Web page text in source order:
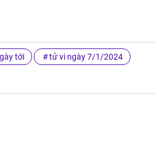
tới tử vi ngày 7/1/2024